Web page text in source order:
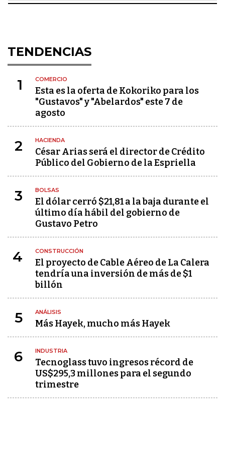
TENDENCIAS
1 COMERCIO
Esta es la oferta de Kokoriko para los
"Gustavos" y "Abelardos" este 7 de
agosto
2 HACIENDA
César Arias será el director de Crédito
Público del Gobierno de la Espriella
3 BOLSAS
El dólar cerró $21,81 a la baja durante el
último día hábil del gobierno de
Gustavo Petro
4 CONSTRUCCIÓN
El proyecto de Cable Aéreo de La Calera
tendría una inversión de más de $1
billón
5 ANÁLISIS
Más Hayek, mucho más Hayek
6 INDUSTRIA
Tecnoglass tuvo ingresos récord de
US$295,3 millones para el segundo
trimestre